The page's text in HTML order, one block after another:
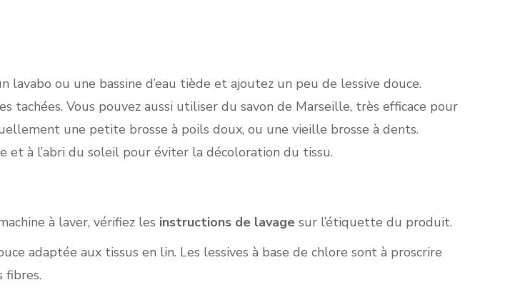
ou une bassine d’eau tiède et ajoutez un peu de lessive douce.
tachées. Vous pouvez aussi utiliser du savon de Marseille, très efficace pour
une petite brosse à poils doux, ou une vieille brosse à dents.
et à l’abri du soleil pour éviter la décoloration du tissu.
à laver, vérifiez les instructions de lavage sur l’étiquette du produit.
adaptée aux tissus en lin. Les lessives à base de chlore sont à proscrire
fibres.